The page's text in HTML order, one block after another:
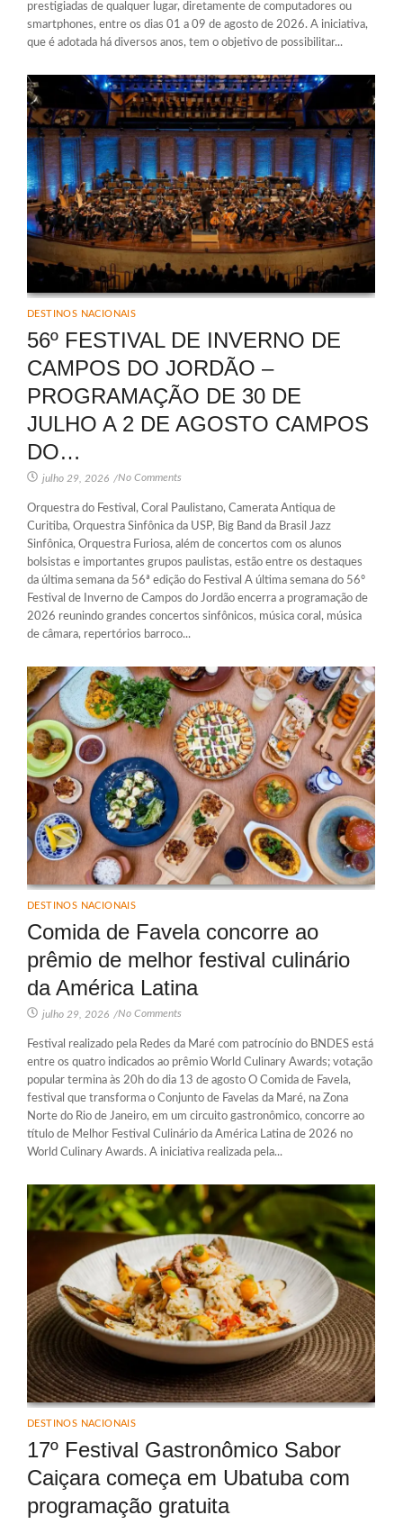
prestigiadas de qualquer lugar, diretamente de computadores ou
smartphones, entre os dias 01 a 09 de agosto de 2026. A iniciativa,
que é adotada há diversos anos, tem o objetivo de possibilitar...
DESTINOS NACIONAIS
56º FESTIVAL DE INVERNO DE
CAMPOS DO JORDÃO –
PROGRAMAÇÃO DE 30 DE
JULHO A 2 DE AGOSTO CAMPOS
DO…
julho 29, 2026 /No Comments
Orquestra do Festival, Coral Paulistano, Camerata Antiqua de
Curitiba, Orquestra Sinfônica da USP, Big Band da Brasil Jazz
Sinfônica, Orquestra Furiosa, além de concertos com os alunos
bolsistas e importantes grupos paulistas, estão entre os destaques
da última semana da 56ª edição do Festival A última semana do 56º
Festival de Inverno de Campos do Jordão encerra a programação de
2026 reunindo grandes concertos sinfônicos, música coral, música
de câmara, repertórios barroco...
DESTINOS NACIONAIS
Comida de Favela concorre ao
prêmio de melhor festival culinário
da América Latina
julho 29, 2026 /No Comments
Festival realizado pela Redes da Maré com patrocínio do BNDES está
entre os quatro indicados ao prêmio World Culinary Awards; votação
popular termina às 20h do dia 13 de agosto O Comida de Favela,
festival que transforma o Conjunto de Favelas da Maré, na Zona
Norte do Rio de Janeiro, em um circuito gastronômico, concorre ao
título de Melhor Festival Culinário da América Latina de 2026 no
World Culinary Awards. A iniciativa realizada pela...
DESTINOS NACIONAIS
17º Festival Gastronômico Sabor
Caiçara começa em Ubatuba com
programação gratuita